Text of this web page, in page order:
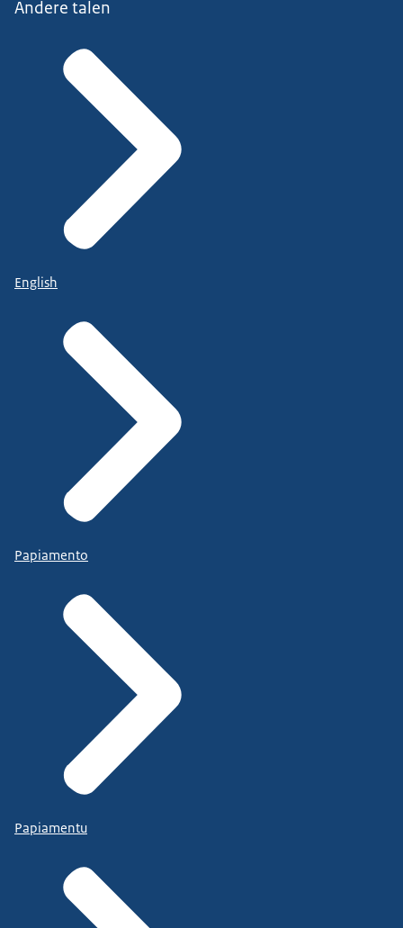
Andere talen
English
Papiamento
Papiamentu